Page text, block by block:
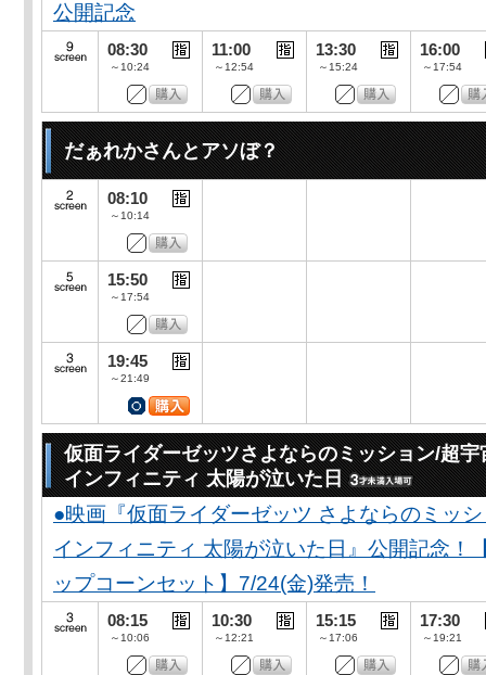
公開記念
08:30
～10:24
11:00
～12:54
13:30
～15:24
16:00
～17:54
だぁれかさんとアソぼ？
08:10
～10:14
15:50
～17:54
19:45
～21:49
仮面ライダーゼッツさよならのミッション/超
インフィニティ 太陽が泣いた日
●映画『仮面ライダーゼッツ さよならのミッ
インフィニティ 太陽が泣いた日』公開記念！
ップコーンセット】7/24(金)発売！
08:15
～10:06
10:30
～12:21
15:15
～17:06
17:30
～19:21